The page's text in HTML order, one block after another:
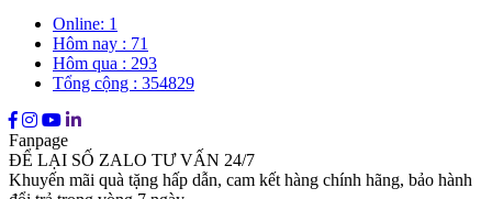
Online: 1
Hôm nay : 71
Hôm qua : 293
Tổng cộng : 354829
Fanpage
ĐỂ LẠI SỐ ZALO TƯ VẤN 24/7
Khuyến mãi quà tặng hấp dẫn, cam kết hàng chính hãng, bảo hành